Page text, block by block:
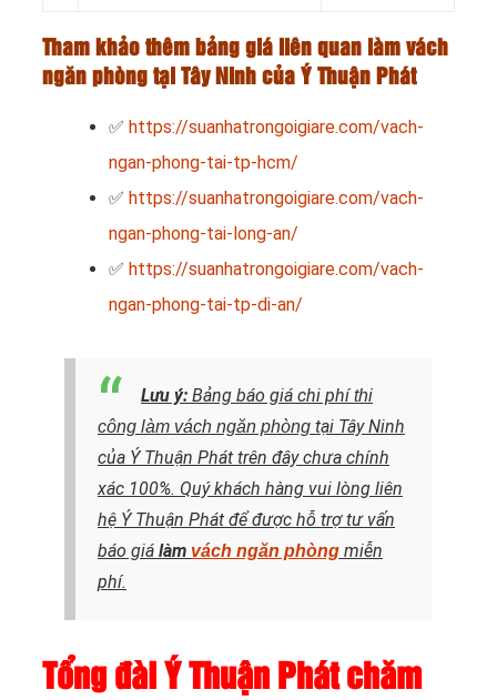
Tham khảo thêm bảng giá liên quan làm vách
ngăn phòng tại Tây Ninh của Ý Thuận Phát
✅ https://suanhatrongoigiare.com/vach-
ngan-phong-tai-tp-hcm/
✅ https://suanhatrongoigiare.com/vach-
ngan-phong-tai-long-an/
✅ https://suanhatrongoigiare.com/vach-
ngan-phong-tai-tp-di-an/
Lưu ý: Bảng báo giá chi phíthi
công làm vách ngăn phòng tại Tây Ninh
của Ý Thuận Phát trên đây chưa chính
xác 100%. Quý khách hàng vui lòng liên
hệ Ý Thuận Phát để được hỗ trợ tư vấn
báo giá làm vách ngăn phòng miễn
phí.
Tổng đài Ý Thuận Phát chăm